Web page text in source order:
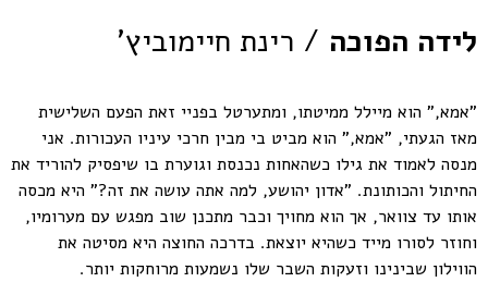
לידה הפוכה / רינת חיימוביץ'
"אמא," הוא מיילל ממיטתו, ומתערטל בפניי זאת הפעם השלישית
מאז הגעתי, "אמא," הוא מביט בי מבין חרכי עיניו העכורות. אני
מנסה לאמוד את גילו כשהאחות נכנסת וגוערת בו שיפסיק להוריד את
החיתול והכותונת. "אדון יהושע, למה אתה עושה את זה?" היא מכסה
אותו עד צוואר, אך הוא מחויך וכבר מתכנן שוב מפגש עם מערומיו,
וחוזר לסורו מייד כשהיא יוצאת. בדרכה החוצה היא מסיטה את
הווילון שבינינו וזעקות השבר שלו נשמעות מרוחקות יותר.